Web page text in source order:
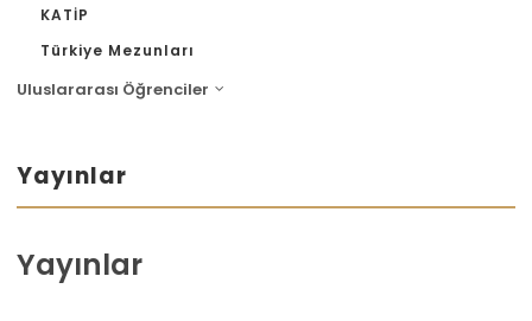
KATİP
Türkiye Mezunları
Uluslararası Öğrenciler
Yayınlar
Yayınlar